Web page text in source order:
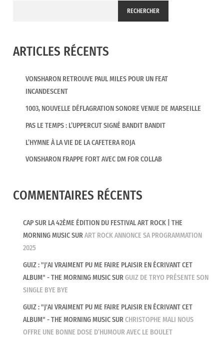
RECHERCHER
ARTICLES RÉCENTS
VONSHARON RETROUVE PAUL MILES POUR UN FEAT
INCANDESCENT
1003, NOUVELLE DÉFLAGRATION SONORE VENUE DE MARSEILLE
PAS LE TEMPS : L’UPPERCUT SIGNÉ BANDIT BANDIT
L’HYMNE À LA VIE DE LA CAFETERA ROJA
VONSHARON FRAPPE FORT AVEC DM FOR COLLAB
COMMENTAIRES RÉCENTS
CAP SUR LA 42ÈME ÉDITION DU FESTIVAL ART ROCK | THE
MORNING MUSICSURART ROCK ANNONCE SA PROGRAMMATION
2025
GUIZ : "J'AI VRAIMENT PU ME FAIRE PLAISIR EN ÉCRIVANT CET
ALBUM" - THE MORNING MUSICSURGUIZ DE TRYO PRÉSENTE SON
SINGLE BYE BYE
GUIZ : "J'AI VRAIMENT PU ME FAIRE PLAISIR EN ÉCRIVANT CET
ALBUM" - THE MORNING MUSICSURCHRISTOPHE MALI NOUS
OFFRE UNE BONNE DOSE D’HUMOUR AVEC LE BOULET